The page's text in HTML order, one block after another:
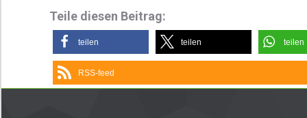
Teile diesen Beitrag:
teilen teilen teilen
RSS-feed